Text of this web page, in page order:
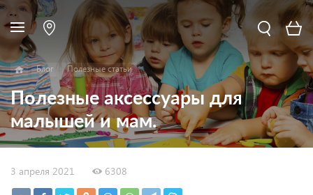
Блог Полезные статьи
Полезные аксессуары для
малышей и мам.
3 апреля 2021 6308